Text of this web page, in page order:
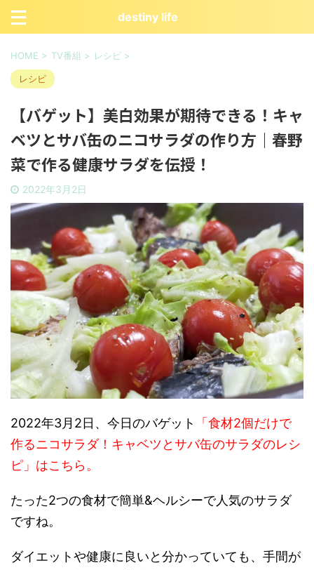
destiny life
HOME > TV番組 > レシピ >
レシピ
【バゲット】美白効果が期待できる！キャ
ベツとサバ缶のニコサラダの作り方｜春野
菜で作る健康サラダを伝授！
2022年3月2日
2022年3月2日、今日のバゲット
「食材2個だけで
作るニコサラダ！キャベツとサバ缶のサラダのレシ
ピ」はこちら。
たった2つの食材で簡単&ヘルシーで人気のサラダ
ですね。
ダイエットや健康に良いと分かっていても、手間が